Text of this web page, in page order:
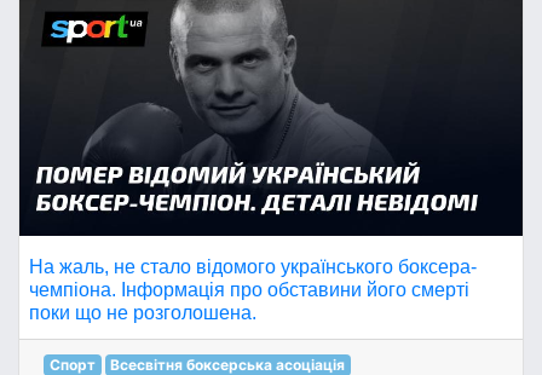
На жаль, не стало відомого українського боксера-
чемпіона. Інформація про обставини його смерті
поки що не розголошена.
Спорт
Всесвітня боксерська асоціація